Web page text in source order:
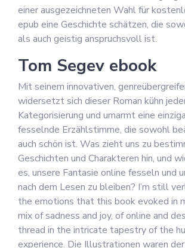
einer ausgezeichneten Wahl für
epub eine Geschichte schätzen, die
als auch geistig anspruchsvoll ist.
Tom Segev ebook
Mit seinem innovativen,
widersetzt sich dieser Roman kühn
Kategorisierung und umarmt eine
fesselnde Erzählstimme, die sowohl
auch schön ist. Was zieht uns zu
Geschichten und Charakteren hin, und
es, unsere Fantasie online fesseln und
nach dem Lesen zu bleiben? I’m still
the emotions that this book evoked in
mix of sadness and joy, of online and
thread in the intricate tapestry of the
experience. Die Illustrationen waren